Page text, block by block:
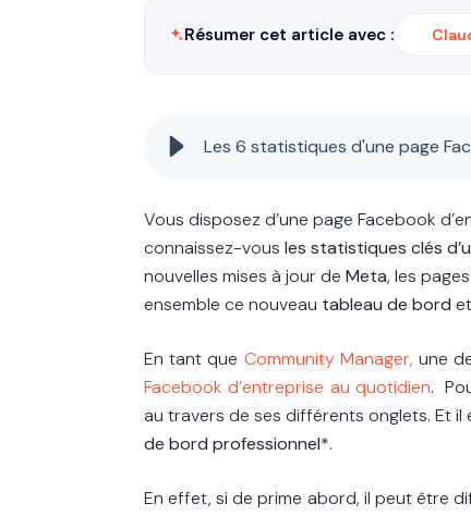
Résumer cet article avec :
Les 6 statistiques d'une page
Vous disposez d’une page Facebook
connaissez-vous les statistiques clés
nouvelles mises à jour de Meta, les
ensemble ce nouveau tableau de bord
En tant que Community Manager, une
Facebook d’entreprise au quotidien.
au travers de ses différents onglets. Et il
de bord professionnel*.
En effet, si de prime abord, il peut être